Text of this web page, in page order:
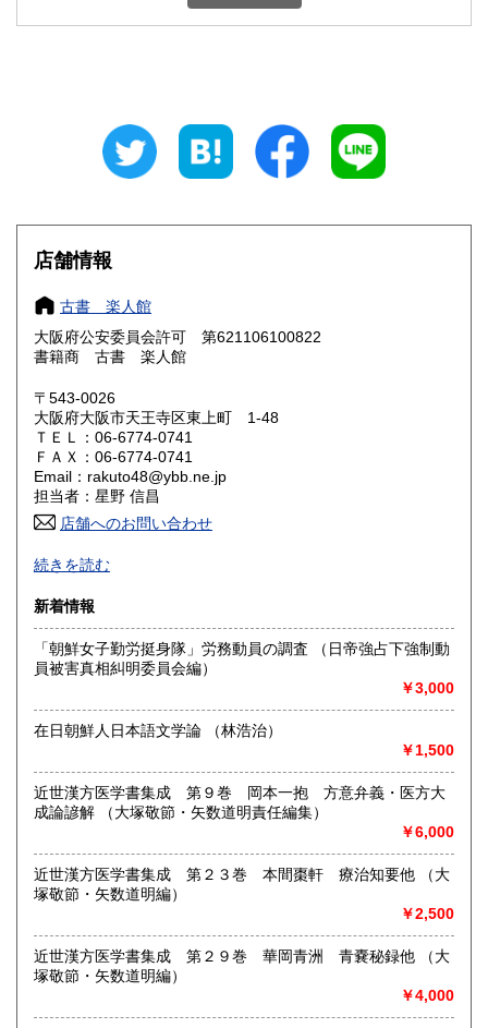
600円 三重県
大阪府
奈良県
鳥取県 600円 島根県
岡山県
山口県 600円
香川県 600円
高知県 600円
佐賀県
熊本県 600円 大分県 600円
宮崎県 600円
沖縄県 1,500円
店舗情報
古書 楽人館
大阪府公安委員会許可 第621106100822
書籍商 古書 楽人館
〒543-0026
大阪府大阪市天王寺区東上町 1-48
ＴＥＬ：06-6774-0741
ＦＡＸ：06-6774-0741
Email：rakuto48@ybb.ne.jp
担当者：星野 信昌
店舗へのお問い合わせ
朝鮮・中国の戦前資料を中心に学術書から一般書まで多数
漢方・鍼灸書,易学、囲碁・将棋本、美術書も多数陳列
沿線名：JR/近鉄/地下鉄
最寄駅：鶴橋駅(南へ3分) JRガード下
営業時間：PM1〜PM7 【年末年始休業期間】 2025年12
月30日(火)～ 2026年1月4日(日) 【営業再開日】 2026年1月5
日(月)より、通常営業いたします。 休業期間中も、「日本の
古本屋」他メールでのご注文は受け付けております。
定休日：定休日 毎週水曜日休みます。
書籍の買取について
買取大歓迎
取り扱い分野
哲学宗教、歴史、社会科学、美術工芸、古典籍、近代文献、
趣味、サブカルチャー、古書一般（その他）
続きを読む
新着情報
「朝鮮女子勤労挺身隊」労務動員の調査 （日帝強占下強制動
員被害真相糾明委員会編）
￥3,000
在日朝鮮人日本語文学論 （林浩治）
￥1,500
近世漢方医学書集成 第９巻 岡本一抱 方意弁義・医方大
成論諺解 （大塚敬節・矢数道明責任編集）
￥6,000
近世漢方医学書集成 第２３巻 本間棗軒 療治知要他 （大
塚敬節・矢数道明編）
￥2,500
近世漢方医学書集成 第２９巻 華岡青洲 青嚢秘録他 （大
塚敬節・矢数道明編）
￥4,000